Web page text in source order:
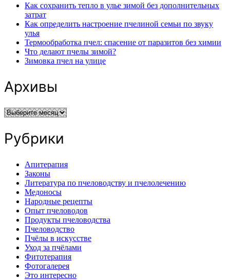
Как сохранить тепло в улье зимой без дополнительных
затрат
Как определить настроение пчелиной семьи по звуку
улья
Термообработка пчел: спасение от паразитов без химии
Что делают пчелы зимой?
Зимовка пчел на улице
Архивы
Архивы
Рубрики
Апитерапия
Законы
Литература по пчеловодству и пчелолечению
Медоносы
Народные рецепты
Опыт пчеловодов
Продукты пчеловодства
Пчеловодство
Пчёлы в искусстве
Уход за пчёлами
Фитотерапия
Фотогалерея
Это интересно